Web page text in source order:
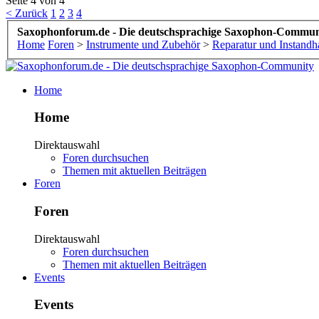
< Zurück 1 2 3 4
Saxophonforum.de - Die deutschsprachige Saxophon-
Home Foren > Instrumente und Zubehör > Reparatur und
Home
Home
Direktauswahl
Foren durchsuchen
Themen mit aktuellen Beiträgen
Foren
Foren
Direktauswahl
Foren durchsuchen
Themen mit aktuellen Beiträgen
Events
Events